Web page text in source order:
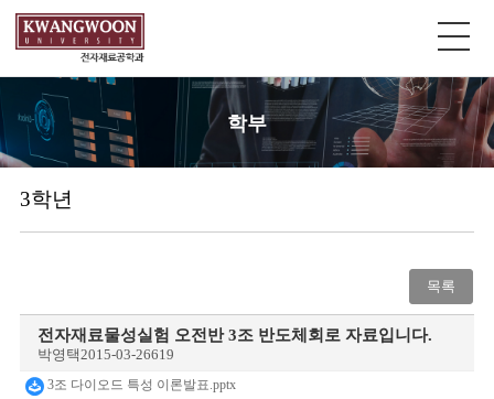
학부
3학년
목록
전자재료물성실험 오전반 3조 반도체회로 자료입니다.
박영택2015-03-26619
3조 다이오드 특성 이론발표.pptx